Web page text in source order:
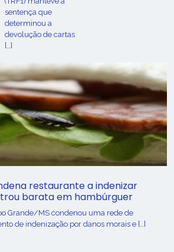
sentença que
determinou a
devolução de cartas
[…]
restaurante a indenizar
barata em hambúrguer
Grande/MS condenou uma rede de
de indenização por danos morais e […]